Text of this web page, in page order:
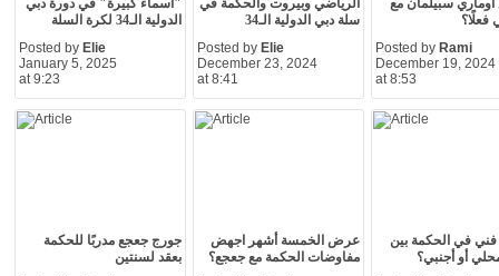
"اسماء كبيرة" في دورة دبي
الدولية الـ34 لكرة السلة
Posted by Elie
January 5, 2025
at 9:23
الرياضي وبيروت والحكمة في
سلة دبي الدولية الـ34
Posted by Elie
December 23, 2024
at 8:41
سبيلمان مع
فعلًا؟
Posted by Rami
December 19, 2024
at 8:53
جورج جعجع مدربًا للحكمة
بعقد لسنتين
عرض الخمسة أشهر اجهض
مفاوضات الحكمة مع جعجع؟
فني في الحكمة بين
أو أجنبي؟